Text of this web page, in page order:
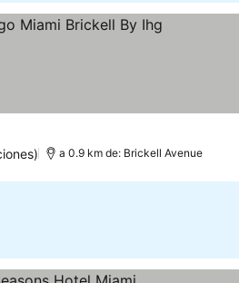
a 0.9 km de: Brickell Avenue